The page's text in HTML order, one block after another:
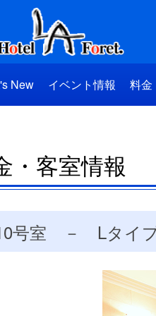
New イベント情報 料金
・客室情報
号室 － Lタイ